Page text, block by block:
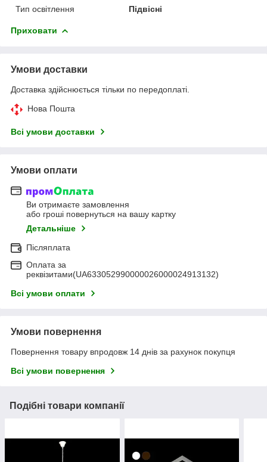
Тип освітлення
Підвісні
Приховати
Умови доставки
Доставка здійснюється тільки по передоплаті.
Нова Пошта
Всі умови доставки
Умови оплати
Ви отримаєте замовлення
або гроші повернуться на вашу картку
Детальніше
Післяплата
Оплата за
реквізитами(UA633052990000026000024913132)
Всі умови оплати
Умови повернення
Повернення товару впродовж 14 днів за рахунок покупця
Всі умови повернення
Подібні товари компанії